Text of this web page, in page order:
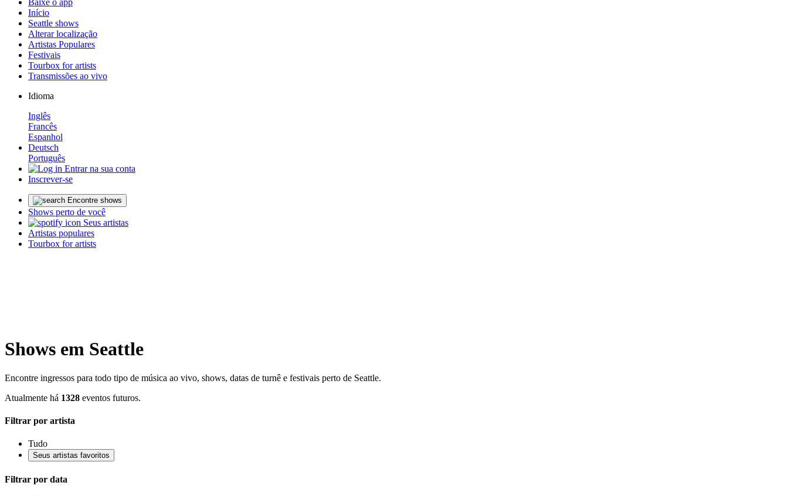
Baixe o app
Início
Seattle shows
Alterar localização
Artistas Populares
Festivais
Tourbox for artists
Transmissões ao vivo
Idioma
Inglês
Francês
Espanhol
Deutsch
Português
Entrar na sua conta
Inscrever-se
Encontre shows
Shows perto de você
Seus artistas
Artistas populares
Tourbox for artists
Shows em Seattle
Encontre ingressos para todo tipo de música ao vivo, shows, datas de turnê e festivais perto de Seattle.
Atualmente há 1328 eventos futuros.
Filtrar por artista
Tudo
Seus artistas favoritos
Filtrar por data